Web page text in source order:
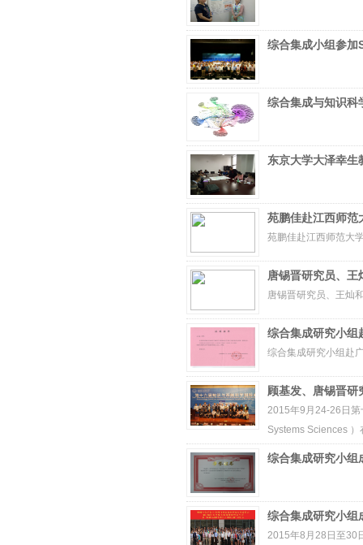
综合集成小组参
综合集成与知识科
东京大学大泽幸生
苑鹏佳赴江西师范
苑鹏佳赴江西师范大
唐锡晋研究员、王
唐锡晋研究员、王灿
综合集成研究小组
综合集成研究小组赴
顾基发、唐锡晋
2015年9月24-26日
Systems Sciences
综合集成研究小组
综合集成研究小组
2015年8月28日至30